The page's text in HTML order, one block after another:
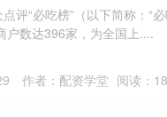
评“必吃榜”（以下简称：“
户数达396家，为全国上....
作者：配资学堂 阅读：